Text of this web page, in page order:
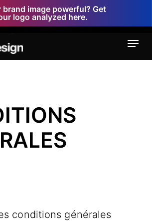
brand image powerful? Get
logo analyzed here.
Menu
conditions générales